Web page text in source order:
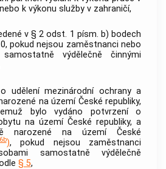
k výkonu služby v zahraničí,
v § 2 odst. 1 písm. b) bodech
pokud nejsou zaměstnanci nebo
výdělečně činnými
udělení mezinárodní ochrany a
na území České republiky,
bylo vydáno potvrzení o
na území České republiky, a
narozené na území České
), pokud nejsou zaměstnanci
samostatně výdělečně
§ 5,